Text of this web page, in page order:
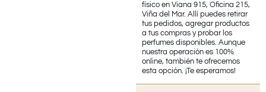
físico en Viana 915, Oficina 215,
Viña del Mar. Allí puedes retirar
tus pedidos, agregar productos
a tus compras y probar los
perfumes disponibles. Aunque
nuestra operación es 100%
online, también te ofrecemos
esta opción. ¡Te esperamos!